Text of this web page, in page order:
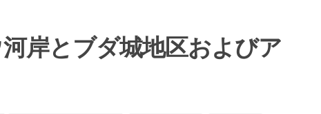
岸とブダ城地区およびア